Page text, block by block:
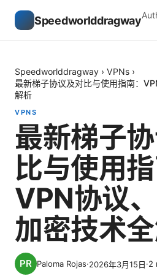
Speedworlddragway
Speedworlddragway › VPNs ›
最新梯子协议及对比与使用指南：
解析
VPNS
最新梯子
比与使用指
VPN协议
加密技术
Paloma Rojas·2026年3月15日·2